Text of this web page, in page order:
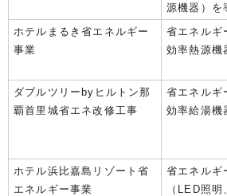
源機器）を
ホテルまるき省エネルギー
事業
省エネルギ
効率熱源機
ダブルツリーbyヒルトン那
覇首里城省エネ改修工事
省エネルギ
効率給湯機
ホテル浜比嘉島リゾート省
エネルギー事業
省エネルギ
（LED照